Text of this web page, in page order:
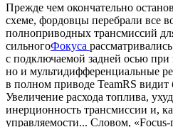
Прежде чем окончательно
схеме, фордовцы перебрали все
полноприводных трансмиссий
сильногоФокуса
с подключаемой задней осью
но и мультидифференциальные
в полном приводе TeamRS видит
Увеличение расхода топлива,
инерционность трансмиссии и,
управляемости... Словом,